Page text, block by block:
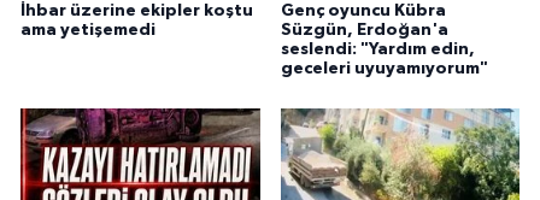
İhbar üzerine ekipler koştu
ama yetişemedi
Genç oyuncu Kübra
Süzgün, Erdoğan'a
seslendi: "Yardım edin,
geceleri uyuyamıyorum"